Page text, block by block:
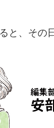
と、その